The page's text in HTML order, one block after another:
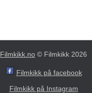
Filmkikk.no © Filmkikk 2026
Filmkikk på facebook
Filmkikk på Instagram